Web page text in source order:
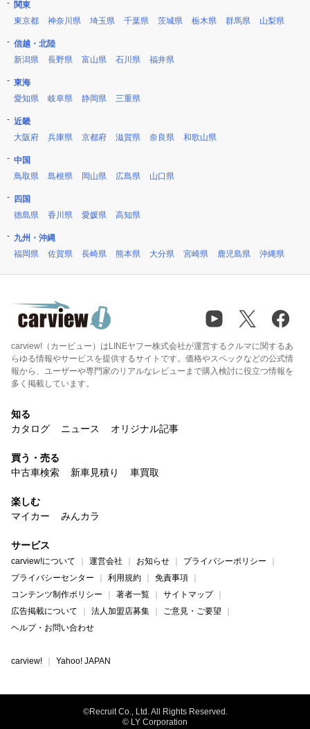
関東
東京都
神奈川県 埼玉県 千葉県 茨城県 栃木県 群馬県 山梨県
信越・北陸
新潟県
長野県 富山県 石川県 福井県
東海
愛知県
岐阜県 静岡県 三重県
近畿
大阪府
兵庫県 京都府 滋賀県 奈良県 和歌山県
中国
鳥取県
島根県 岡山県 広島県 山口県
四国
徳島県
香川県 愛媛県 高知県
九州・沖縄
福岡県
佐賀県 長崎県 熊本県 大分県 宮崎県 鹿児島県 沖縄県
carview!（カービュー）はLINEヤフー株式会社が運営するクルマに関するあ
らゆる情報やサービスを提供するサイトです。価格やスペックなどの公式情
報から、ユーザーや専門家のリアルなレビューまで購入検討に役立つ情報を
多く掲載しています。
知る
カタログ
ニュース オリジナル記事
買う・売る
中古車検索
新車見積り 車買取
楽しむ
マイカー
みんカラ
サービス
carview!について 運営会社 お知らせ
プライバシーポリシー
プライバシーセンター
利用規約
免責事項
コンテンツ制作ポリシー
著者一覧
サイトマップ
広告掲載について
法人加盟店募集
ご意見・ご要望
ヘルプ・お問い合わせ
carview! Yahoo! JAPAN
©Recruit Co., Ltd. All Rights Reserved.
© LY Corporation